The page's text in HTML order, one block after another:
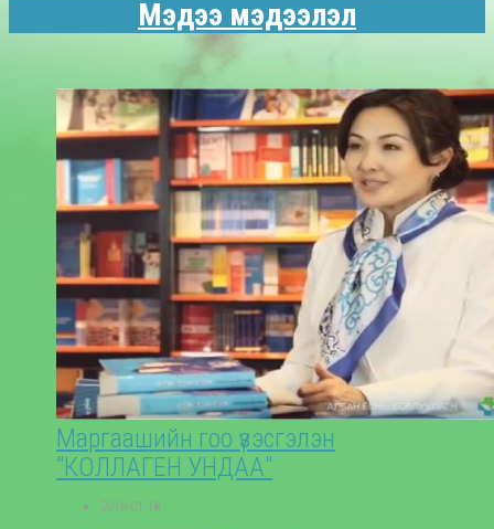
Мэдээ мэдээлэл
Маргаашийн гоо үзэсгэлэн
"КОЛЛАГЕН УНДАА"
2018-01-10